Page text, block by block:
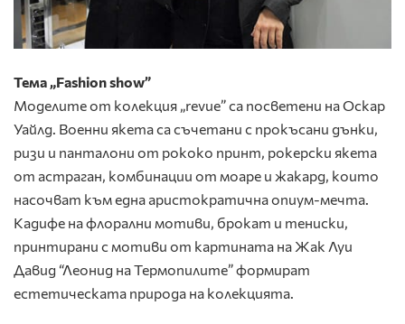
Тема „Fashion show”
Моделите от колекция „revue” са посветени на Оскар
Уайлд. Военни якета са съчетани с прокъсани дънки,
ризи и панталони от рококо принт, рокерски якета
от астраган, комбинации от моаре и жакард, които
насочват към една аристократична опиум-мечта.
Кадифе на флорални мотиви, брокат и тениски,
принтирани с мотиви от картината на Жак Луи
Давид “Леонид на Термопилите” формират
естетическата природа на колекцията.